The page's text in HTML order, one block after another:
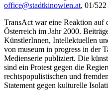
office@stadtkinowien.at, 01/522
TransAct war eine Reaktion auf
Österreich im Jahr 2000.
KünstlerInnen, Intellektuellen
von museum in progress in der
Medienserie publiziert. Die
sind ein Protest gegen die
rechtspopulistischen und
Statement gegen kulturelle